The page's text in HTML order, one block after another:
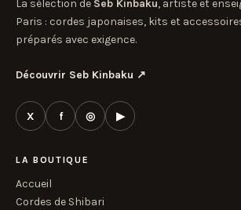
La sélection de Seb Kinbaku, artiste et
Paris : cordes japonaises, kits et
préparés avec exigence.
Découvrir Seb Kinbaku ↗
X f ◎ ▶
LA BOUTIQUE
Accueil
Cordes de Shibari